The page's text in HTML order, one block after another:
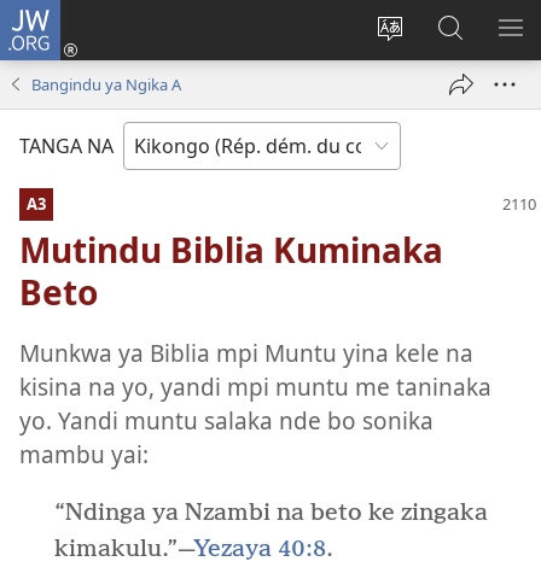
JW.ORG
Soba
site
yai
Kukota
(ke
ya
mpa)
Kusosa
na
JW.ORG
Bangindu ya Ngika A
TANGA NA
A3
Mutindu Biblia Kuminaka
Beto
Munkwa ya Biblia mpi Muntu yina kele na
kisina na yo, yandi mpi muntu me taninaka
yo. Yandi muntu salaka nde bo sonika
mambu yai:
“Ndinga ya Nzambi na beto ke zingaka
kimakulu.”—Yezaya 40:8.